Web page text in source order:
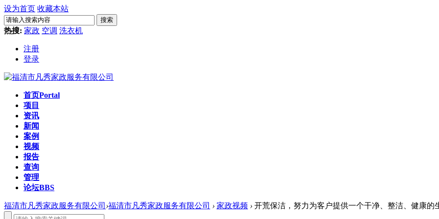
设为首页 收藏本站
搜索
热搜: 家政 空调 洗衣机
注册
登录
首页Portal
项目
资讯
新闻
案例
视频
报告
查询
管理
论坛BBS
福清市凡秀家政服务有限公司 ›福清市凡秀家政服务有限公司 › 家政视频 › 开荒保洁，努力为客户提供一个干净、整洁、健康的